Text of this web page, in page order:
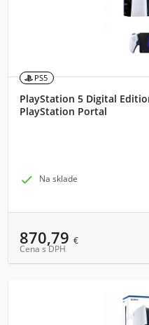
PS5
PlayStation 5 Digital
PlayStation Portal
 Na sklade
870,79 €
Cena s DPH